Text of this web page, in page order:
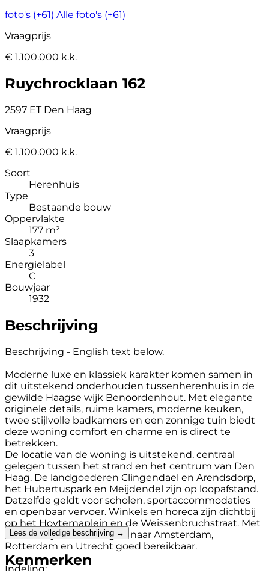
foto's (+61) Alle foto's (+61)
Vraagprijs
€ 1.100.000 k.k.
Ruychrocklaan 162
2597 ET Den Haag
Vraagprijs
€ 1.100.000 k.k.
Soort
Herenhuis
Type
Bestaande bouw
Oppervlakte
177 m²
Slaapkamers
3
Energielabel
C
Bouwjaar
1932
Beschrijving
Beschrijving - English text below.
Moderne luxe en klassiek karakter komen samen in
dit uitstekend onderhouden tussenherenhuis in de
gewilde Haagse wijk Benoordenhout. Met elegante
originele details, ruime kamers, moderne keuken,
twee stijlvolle badkamers en een zonnige tuin biedt
deze woning comfort en charme en is direct te
betrekken.
De locatie van de woning is uitstekend, centraal
gelegen tussen het strand en het centrum van Den
Haag. De landgoederen Clingendael en Arendsdorp,
het Hubertuspark en Meijdendel zijn op loopafstand.
Datzelfde geldt voor scholen, sportaccommodaties
en openbaar vervoer. Winkels en horeca zijn dichtbij
op het Hoytemaplein en de Weissenbruchstraat. Met
de auto zijn uitvalswegen naar Amsterdam,
Rotterdam en Utrecht goed bereikbaar.
Lees de volledige beschrijving →
Kenmerken